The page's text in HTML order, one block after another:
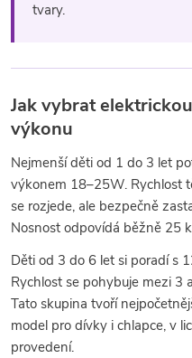
v
k
y
v
ý
p
i
s
u
tvary.
Jak vybrat
výkonu
Nejmenší děti od 1 do 3 let
výkonem 18–25W. Rychlost
se rozjede, ale bezpečně
Nosnost odpovídá běžně 25
Děti od 3 do 6 let si poradí s
Rychlost se pohybuje mezi 3
Tato skupina tvoří
model pro dívky i chlapce, v
provedení.